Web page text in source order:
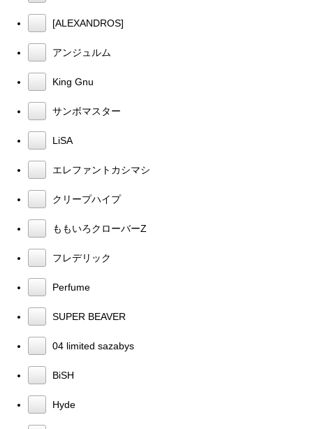
[ALEXANDROS]
アンジュルム
King Gnu
サンボマスター
LiSA
エレファントカシマシ
クリープハイプ
ももいろクローバーZ
フレデリック
Perfume
SUPER BEAVER
04 limited sazabys
BiSH
Hyde